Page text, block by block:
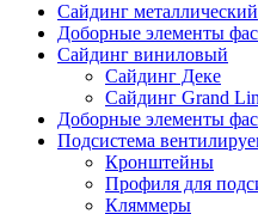
Сайдинг металлический
Доборные элементы
Сайдинг виниловый
Сайдинг Деке
Сайдинг Grand
Доборные элементы
Подсистема
Кронштейны
Профиля для
Кляммеры